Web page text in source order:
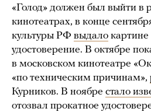
«Голод» должен был выйти в
кинотеатрах, в конце
культуры РФ выдало картине
удостоверение. В октябре
в московском кинотеатре
«по техническим причинам»,
Курников. В ноябре стало
отозвал прокатное